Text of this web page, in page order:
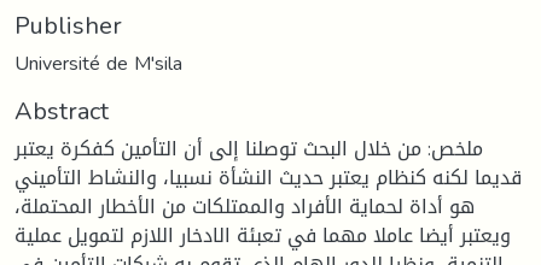
Publisher
Université de M'sila
Abstract
ملخص: من خلال البحث توصلنا إلى أن التأمين كفكرة يعتبر
قديما لكنه كنظام يعتبر حديث النشأة نسبيا، والنشاط التأميني
هو أداة لحماية الأفراد والممتلكات من الأخطار المحتملة،
ويعتبر أيضا عاملا مهما في تعبئة الادخار اللازم لتمويل عملية